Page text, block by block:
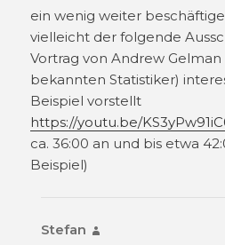
ein wenig weiter
vielleicht der folgende
Vortrag von Andrew
bekannten Statistiker)
Beispiel vorstellt
https://youtu.be/
ca. 36:00 an und bis etwa
Beispiel)
Stefan